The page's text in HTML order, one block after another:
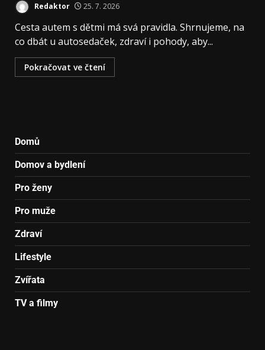
Redaktor 25. 7. 2026
Cesta autem s dětmi má svá pravidla. Shrnujeme, na
co dbát u autosedaček, zdraví i pohody, aby...
Pokračovat ve čtení
Domů
Domov a bydlení
Pro ženy
Pro muže
Zdraví
Lifestyle
Zvířata
TV a filmy